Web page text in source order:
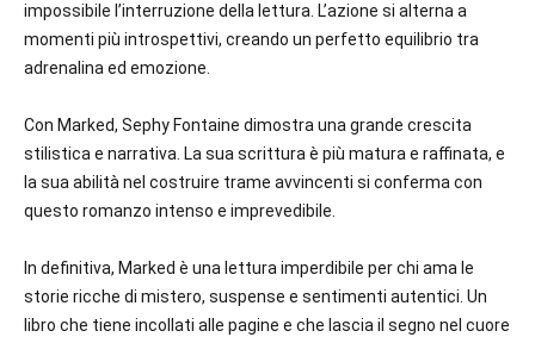
impossibile l’interruzione della lettura. L’azione si alterna a
momenti più introspettivi, creando un perfetto equilibrio tra
adrenalina ed emozione.
Con Marked, Sephy Fontaine dimostra una grande crescita
stilistica e narrativa. La sua scrittura è più matura e raffinata, e
la sua abilità nel costruire trame avvincenti si conferma con
questo romanzo intenso e imprevedibile.
In definitiva, Marked è una lettura imperdibile per chi ama le
storie ricche di mistero, suspense e sentimenti autentici. Un
libro che tiene incollati alle pagine e che lascia il segno nel cuore